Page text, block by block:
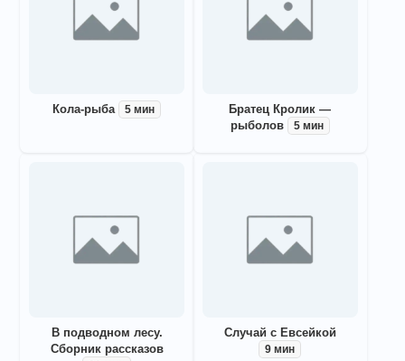
Кола-рыба 5 мин
Братец Кролик —
рыболов
5 мин
В подводном лесу.
Сборник рассказов
Случай с Евсейкой
9 мин